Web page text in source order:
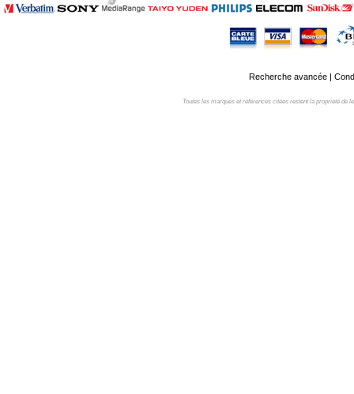
Recherche avancée|
Toutes les marques et références citées restent la propriété de